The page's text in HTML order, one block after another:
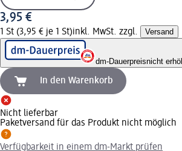
3,95 €
1 St (3,95 € je 1 St)inkl. MwSt. zzgl. Versand
dm-Dauerpreisnicht
In den Warenkorb
Nicht lieferbar
Paketversand für das Produkt nicht möglich
Verfügbarkeit in einem dm-Markt prüfen